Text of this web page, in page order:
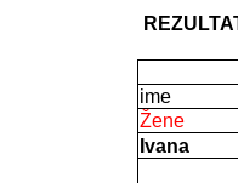
ime
Žene
Ivana